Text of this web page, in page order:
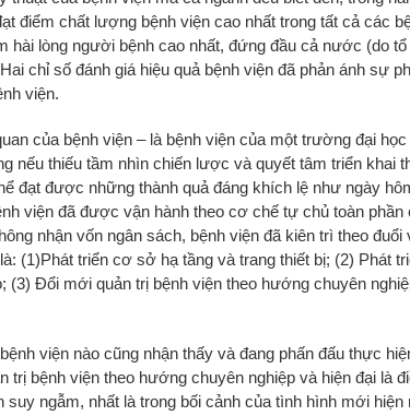
điểm chất lượng bệnh viện cao nhất trong tất cả các
hài lòng người bệnh cao nhất, đứng đầu cả nước (do tổ
chỉ số đánh giá hiệu quả bệnh viện đã phản ánh sự
viện.
của bệnh viện – là bệnh viện của một trường đại học
nếu thiếu tầm nhìn chiến lược và quyết tâm triển khai
đạt được những thành quả đáng khích lệ như ngày
viện đã được vận hành theo cơ chế tự chủ toàn phần
nhận vốn ngân sách, bệnh viện đã kiên trì theo đuổi
(1)Phát triển cơ sở hạ tầng và trang thiết bị; (2) Phát
(3) Đổi mới quản trị bệnh viện theo hướng chuyên
viện nào cũng nhận thấy và đang phấn đấu thực
trị bệnh viện theo hướng chuyên nghiệp và hiện đại là
suy ngẫm, nhất là trong bối cảnh của tình hình mới hiện